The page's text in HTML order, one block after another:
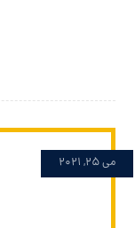
می 25, 2021